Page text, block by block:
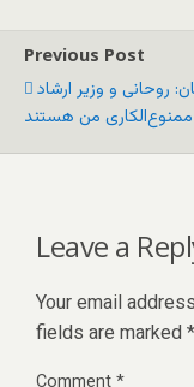
Previous Post
روحانی و وزیر ارشاد
من هستند
Leave a
Your email
fields are marked *